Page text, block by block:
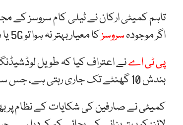
تاہم کمیٹی ارکان نے ٹیلی کام سروسز کے
اگر موجودہسروسزکا معیار بہتر نہ ہوا تو 5G یا دیگر نئی ٹیکنالوجیز کا فائدہ محدود رہے گا۔
پی ٹی اےنے اعتراف کیا کہ طویل
بندش 10 گھنٹے تک جاری رہتی ہے، جس سے کمپنیوں کو مشکلات کا سامنا ہے۔
کمیٹی نے صارفین کی شکایات کے نظام پر